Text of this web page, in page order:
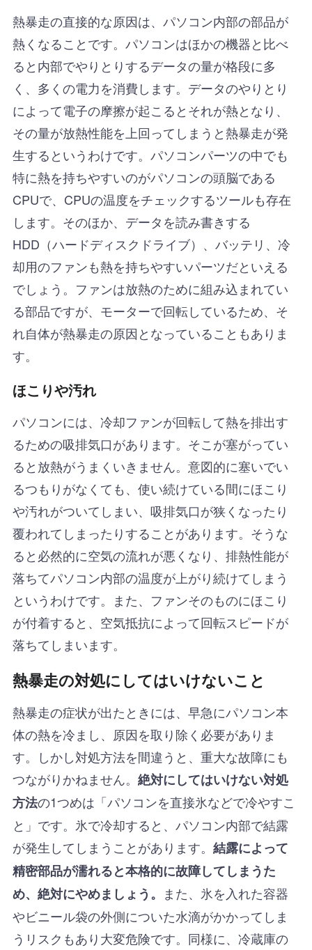
熱暴走の直接的な原因は、パソコン内部の部品が
熱くなることです。パソコンはほかの機器と比べ
ると内部でやりとりするデータの量が格段に多
く、多くの電力を消費します。データのやりとり
によって電子の摩擦が起こるとそれが熱となり、
その量が放熱性能を上回ってしまうと熱暴走が発
生するというわけです。パソコンパーツの中でも
特に熱を持ちやすいのがパソコンの頭脳である
CPUで、CPUの温度をチェックするツールも存在
します。そのほか、データを読み書きする
HDD（ハードディスクドライブ）、バッテリ、冷
却用のファンも熱を持ちやすいパーツだといえる
でしょう。ファンは放熱のために組み込まれてい
る部品ですが、モーターで回転しているため、そ
れ自体が熱暴走の原因となっていることもありま
す。
ほこりや汚れ
パソコンには、冷却ファンが回転して熱を排出す
るための吸排気口があります。そこが塞がってい
ると放熱がうまくいきません。意図的に塞いでい
るつもりがなくても、使い続けている間にほこり
や汚れがついてしまい、吸排気口が狭くなったり
覆われてしまったりすることがあります。そうな
ると必然的に空気の流れが悪くなり、排熱性能が
落ちてパソコン内部の温度が上がり続けてしまう
というわけです。また、ファンそのものにほこり
が付着すると、空気抵抗によって回転スピードが
落ちてしまいます。
熱暴走の対処にしてはいけないこと
熱暴走の症状が出たときには、早急にパソコン本
体の熱を冷まし、原因を取り除く必要がありま
す。しかし対処方法を間違うと、重大な故障にも
つながりかねません。 絶対にしてはいけない対処
方法の1つめは「パソコンを直接氷などで冷やすこ
と」です。氷で冷却すると、パソコン内部で結露
が発生してしまうことがあります。 結露によって
精密部品が濡れると本格的に故障してしまうた
め、絶対にやめましょう。 また、氷を入れた容器
やビニール袋の外側についた水滴がかかってしま
うリスクもあり大変危険です。同様に、冷蔵庫の